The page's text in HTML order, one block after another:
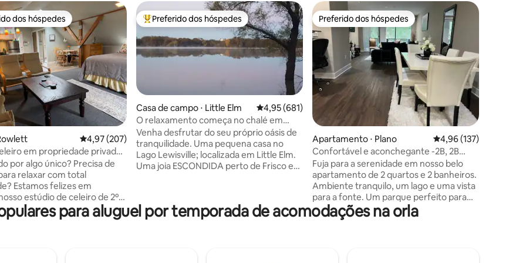
de 5, 173 avaliações
preferidos dos hóspedes
dos hóspedes
4,97 de uma avaliação média de 5, 207 avaliações
4,97 (207)
em propriedade privada
#23-004876
por algo único? Precisa de
relaxar com total
Estamos felizes em
estúdio de celeiro de 2º
pés quadrados com banheira
cozinha acoplada escondida
Entre os melhores preferidos dos hóspedes
Preferido dos hóspedes
Casa de campo ⋅ Little Elm 4,95 de uma avaliação média de 5, 681 avaliações
4,95 (681)
O relaxamento começa no chalé em
frente ao lago.
Venha desfrutar do seu próprio oásis de
tranquilidade. Uma pequena casa no
Lago Lewisville; localizada em Little Elm.
Uma joia ESCONDIDA perto de Frisco e
de aniversário. Ande de caiaque, pesca,
passeios de barco. Leia um livro; faça
Preferido dos hóspedes
Preferido dos hóspedes
Apartamento ⋅ Plano 4,96 de uma avaliação
4,96 (137)
Confortável e aconchegante -2B, 2B
Apartamento @ Legacy Plano.
Fuja para a serenidade em nosso belo
apartamento de 2 quartos e 2 banheiros.
Ambiente tranquilo, um lago e uma vista
para a fonte. Um parque perfeito para
uma caminhada relaxante/relaxamento
sentado ou tirar fotos.
para aluguel por temporada de acomodações na orla